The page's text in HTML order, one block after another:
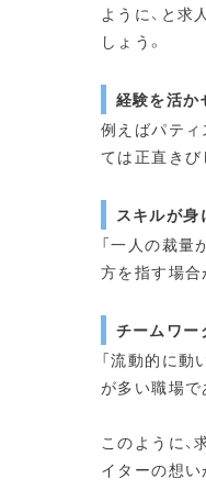
ように、と
しょう。
経験を活か
例えばパティ
ては正直きび
スキルが身
「一人の裁量
方を指す場合
チームワー
「流動的に動
が多い職場で
このように、
イターの想い